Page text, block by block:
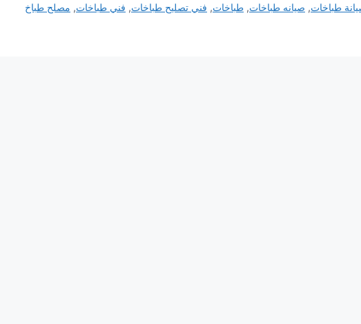
طباخات, صيانه طباخات, طباخات, فني تصليح طباخات, فني طباخات, مصلح طباخ